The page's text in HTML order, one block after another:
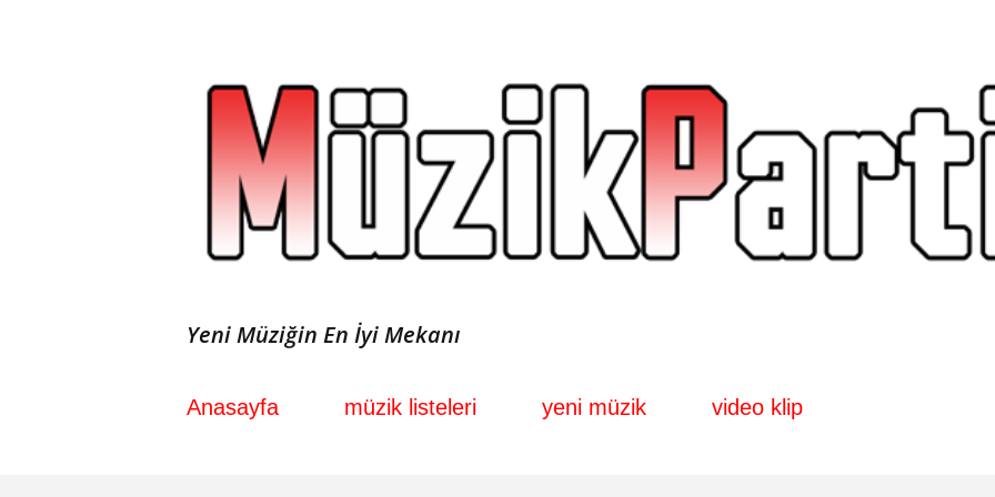
Yeni Müziğin En İyi Mekanı
Anasayfa müzik listeleri yeni müzik video klip